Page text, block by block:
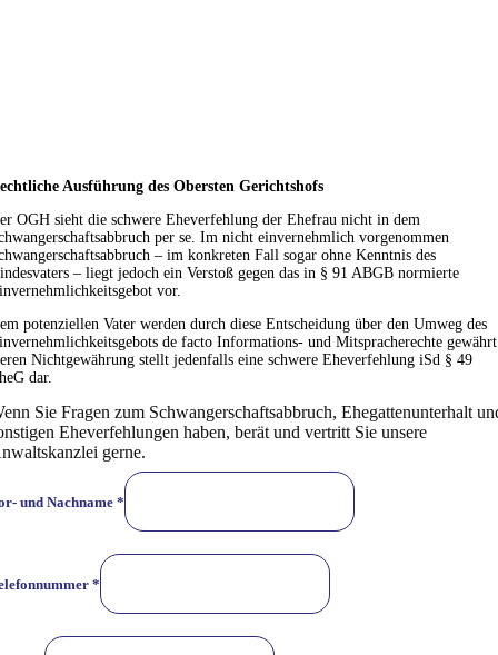
Ausführung des Obersten Gerichtshofs
OGH sieht die schwere Eheverfehlung der Ehefrau nicht in dem
per se. Im nicht einvernehmlich vorgenommen
– im konkreten Fall sogar ohne Kenntnis des
– liegt jedoch ein Verstoß gegen das in § 91 ABGB normierte
vor.
potenziellen Vater werden durch diese Entscheidung über den Umweg des
de facto Informations- und Mitspracherechte
Nichtgewährung stellt jedenfalls eine schwere Eheverfehlung iSd § 49
dar.
Sie Fragen zum Schwangerschaftsabbruch, Ehegattenunterhalt
Eheverfehlungen haben, berät und vertritt Sie unsere
gerne.
und Nachname*
*